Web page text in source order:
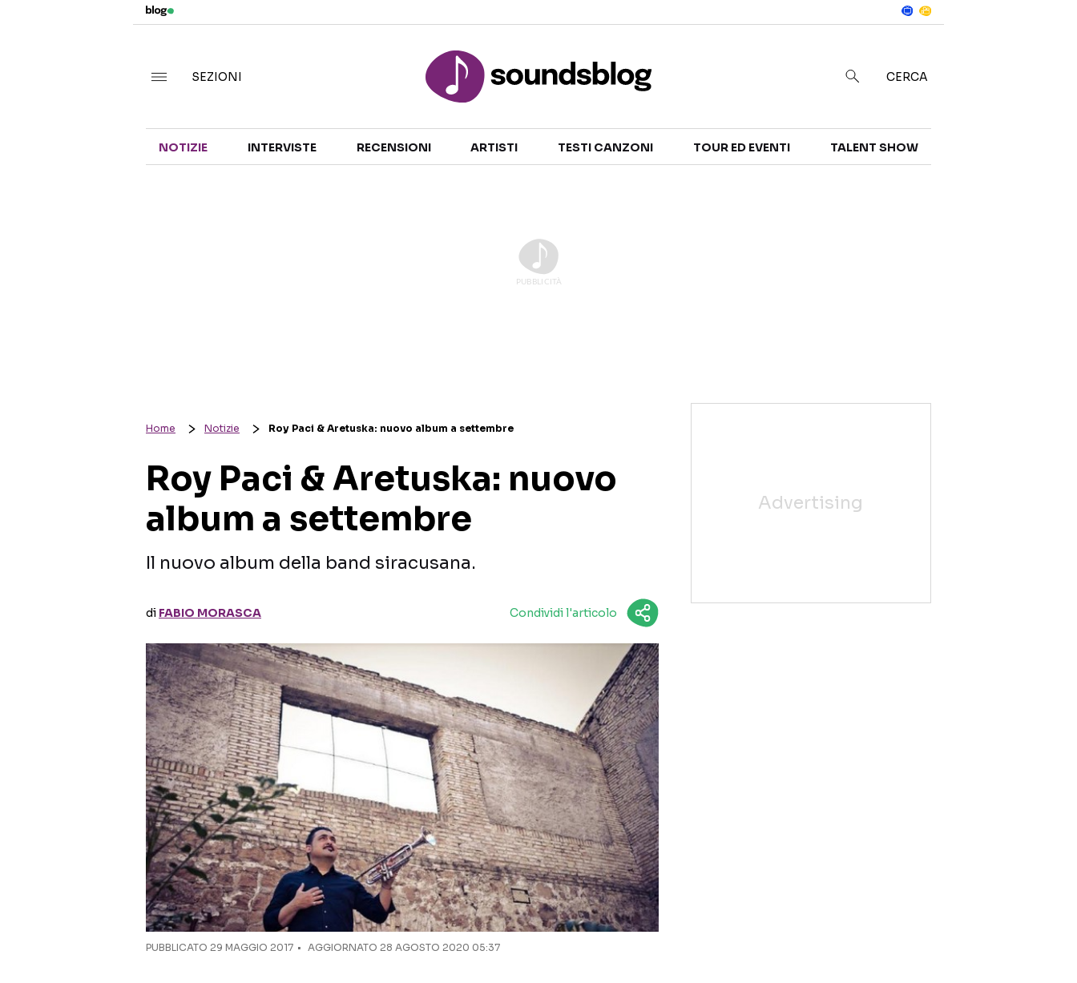
TALENT SHOW
SEZIONI CERCA
NOTIZIE INTERVISTE RECENSIONI ARTISTI TESTI CANZONI TOUR ED EVENTI TALENT SHOW
Home Notizie Roy Paci & Aretuska: nuovo album a settembre
Roy Paci & Aretuska: nuovo
album a settembre
Il nuovo album della band siracusana.
di FABIO MORASCA Condividi l'articolo
PUBBLICATO 29 MAGGIO 2017 AGGIORNATO 28 AGOSTO 2020 05:37